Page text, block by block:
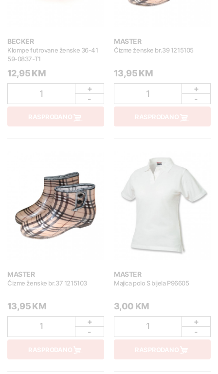
BECKER
Klompe futrovane ženske 36-41
59-0837-T1
12,95 KM
1
+
-
RASPRODANO
MASTER
Čizme ženske br.39 1215105
13,95 KM
1
+
-
RASPRODANO
MASTER
Čizme ženske br.37 1215103
13,95 KM
1
+
-
RASPRODANO
MASTER
Majica polo S bijela P96605
3,00 KM
1
+
-
RASPRODANO